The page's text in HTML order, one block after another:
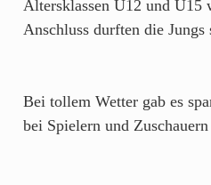
Altersklassen U12 und U15
Anschluss durften die Jungs
Bei tollem Wetter gab es
bei Spielern und